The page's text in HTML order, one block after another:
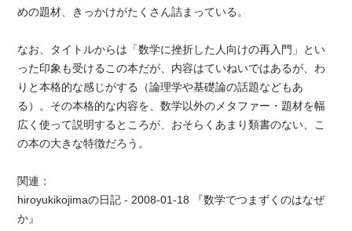
めの題材、きっかけがたくさん詰まっている。
なお、タイトルからは「数学に挫折した人向けの再入門」とい
った印象も受けるこの本だが、内容はていねいではあるが、わ
りと本格的な感じがする（論理学や基礎論の話題などもあ
る）。その本格的な内容を、数学以外のメタファー・題材を幅
広く使って説明するところが、おそらくあまり類書のない、こ
の本の大きな特徴だろう。
関連：
hiroyukikojimaの日記 - 2008-01-18 『数学でつまずくのはなぜ
か』